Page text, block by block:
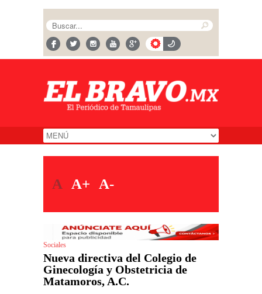
A A+ A-
Sociales
Nueva directiva del Colegio de
Ginecología y Obstetricia de
Matamoros, A.C.